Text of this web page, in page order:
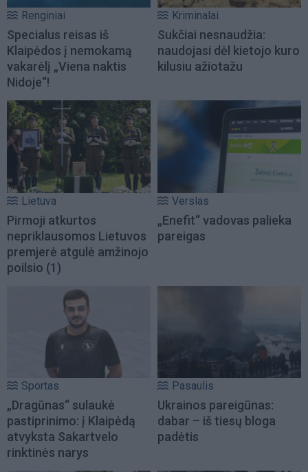
Renginiai
Specialus reisas iš
Klaipėdos į nemokamą
vakarėlį „Viena naktis
Nidoje“!
Kriminalai
Sukčiai nesnaudžia:
naudojasi dėl kietojo kuro
kilusiu ažiotažu
Lietuva
Pirmoji atkurtos
nepriklausomos Lietuvos
premjerė atgulė amžinojo
poilsio (1)
Verslas
„Enefit“ vadovas palieka
pareigas
Sportas
„Dragūnas“ sulaukė
pastiprinimo: į Klaipėdą
atvyksta Sakartvelo
rinktinės narys
Pasaulis
Ukrainos pareigūnas:
dabar – iš tiesų bloga
padėtis